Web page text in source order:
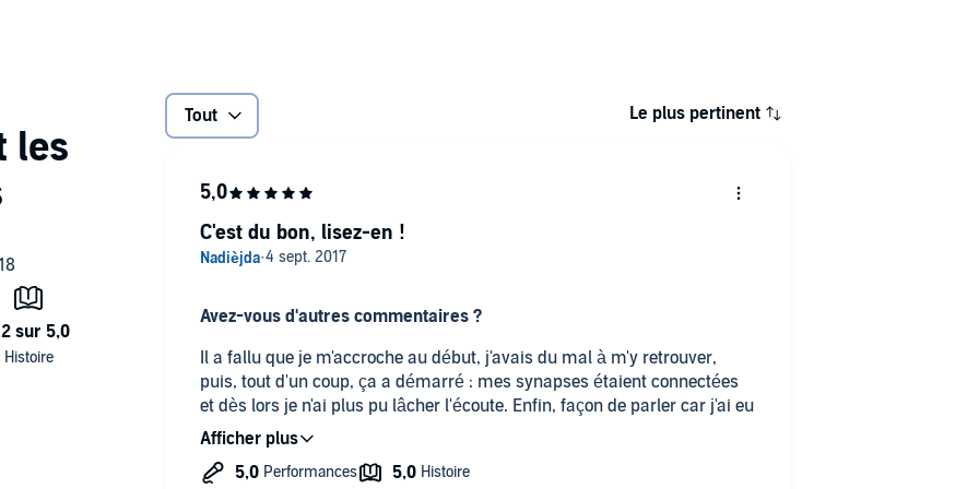
chercheurs, médias avides de sensationnel et
téméraires poursuivent leur quête parallèle et
Tout Le plus pertinent
Avez-vous d'autres commentaires ?
Il a fallu que je m'accroche au début, j'avais du mal à m'y retrouver,
puis, tout d'un coup, ça a démarré : mes synapses étaient connectées
et dès lors je n'ai plus pu lâcher l'écoute. Enfin, façon de parler car j'ai eu
d'autres choses à faire pendant ces 21 heures, mais j'ai repris le récit à
chaque fois que je pouvais.
C'est du bon, lisez-en !